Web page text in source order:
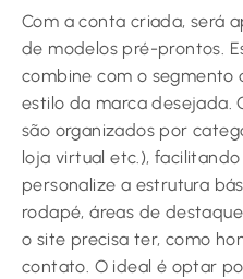
Com a conta criada, será
de modelos pré-prontos.
combine com o segmento
estilo da marca desejada.
são organizados por
loja virtual etc.),
personalize a estrutura
rodapé, áreas de
o site precisa ter, como
contato. O ideal é optar